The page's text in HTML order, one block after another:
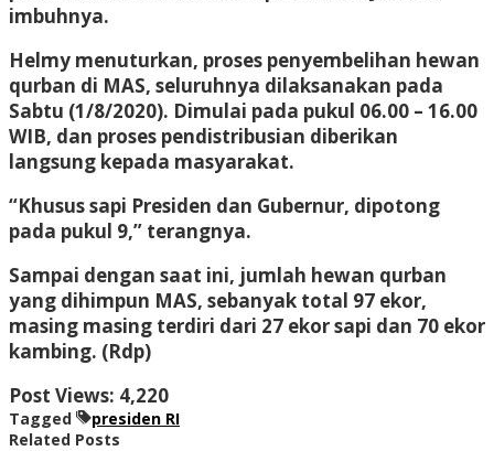
imbuhnya.
Helmy menuturkan, proses penyembelihan hewan
qurban di MAS, seluruhnya dilaksanakan pada
Sabtu (1/8/2020). Dimulai pada pukul 06.00 – 16.00
WIB, dan proses pendistribusian diberikan
langsung kepada masyarakat.
“Khusus sapi Presiden dan Gubernur, dipotong
pada pukul 9,” terangnya.
Sampai dengan saat ini, jumlah hewan qurban
yang dihimpun MAS, sebanyak total 97 ekor,
masing masing terdiri dari 27 ekor sapi dan 70 ekor
kambing. (Rdp)
Post Views: 4,220
Tagged
presiden RI
Related Posts